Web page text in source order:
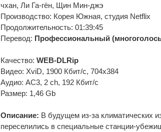
чхан, Ли Га-гён, Щин Мин-джэ
Производство: Корея Южная, студия Netflix
Продолжительность: 01:39:45
Перевод: Профессиональный
Качество: WEB-DLRip
Видео: XviD, 1900 Кбит/с, 704x384
Аудио: AC3, 2 ch, 192 Кбит/с
Размер: 1,46 Gb
Описание: В будущем из-за климатических
переселились в специальные станции-